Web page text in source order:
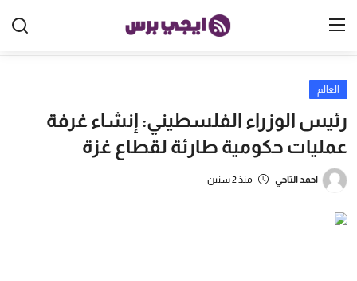
الرئيسية
مصر
الخليج
العالم
رئيس الوزراء الفلسطيني: إنشاء غرفة
عمليات حكومية طارئة لقطاع غزة
احمد التاجي منذ 2 سنين